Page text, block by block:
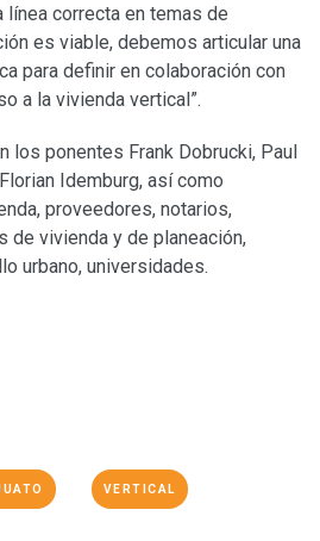
línea correcta en temas de
es viable, debemos articular una
para definir en colaboración con
a la vivienda vertical”.
los ponentes Frank Dobrucki, Paul
Idemburg, así como
proveedores, notarios,
de vivienda y de planeación,
urbano, universidades.
VERTICAL